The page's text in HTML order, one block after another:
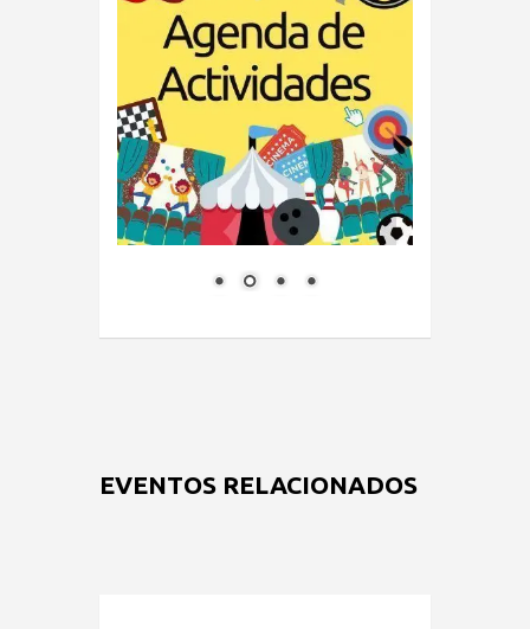
EVENTOS RELACIONADOS